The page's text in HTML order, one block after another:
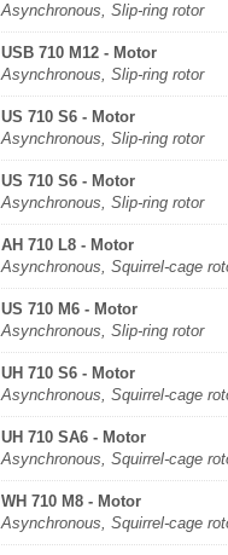
Asynchronous, Slip-ring rotor
USB 710 M12 - Motor
Asynchronous, Slip-ring rotor
US 710 S6 - Motor
Asynchronous, Slip-ring rotor
US 710 S6 - Motor
Asynchronous, Slip-ring rotor
AH 710 L8 - Motor
Asynchronous, Squirrel-cage
US 710 M6 - Motor
Asynchronous, Slip-ring rotor
UH 710 S6 - Motor
Asynchronous, Squirrel-cage
UH 710 SA6 - Motor
Asynchronous, Squirrel-cage
WH 710 M8 - Motor
Asynchronous, Squirrel-cage